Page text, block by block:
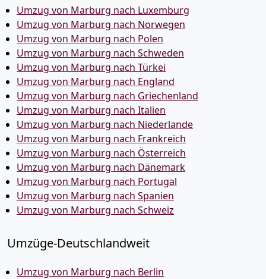
Umzug von Marburg nach Luxemburg
Umzug von Marburg nach Norwegen
Umzug von Marburg nach Polen
Umzug von Marburg nach Schweden
Umzug von Marburg nach Türkei
Umzug von Marburg nach England
Umzug von Marburg nach Griechenland
Umzug von Marburg nach Italien
Umzug von Marburg nach Niederlande
Umzug von Marburg nach Frankreich
Umzug von Marburg nach Österreich
Umzug von Marburg nach Dänemark
Umzug von Marburg nach Portugal
Umzug von Marburg nach Spanien
Umzug von Marburg nach Schweiz
Umzüge-Deutschlandweit
Umzug von Marburg nach Berlin